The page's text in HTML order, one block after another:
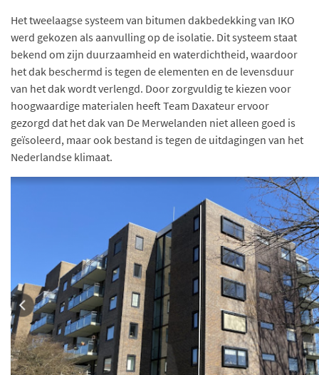
Het tweelaagse systeem van bitumen dakbedekking van IKO
werd gekozen als aanvulling op de isolatie. Dit systeem staat
bekend om zijn duurzaamheid en waterdichtheid, waardoor
het dak beschermd is tegen de elementen en de levensduur
van het dak wordt verlengd. Door zorgvuldig te kiezen voor
hoogwaardige materialen heeft Team Daxateur ervoor
gezorgd dat het dak van De Merwelanden niet alleen goed is
geïsoleerd, maar ook bestand is tegen de uitdagingen van het
Nederlandse klimaat.